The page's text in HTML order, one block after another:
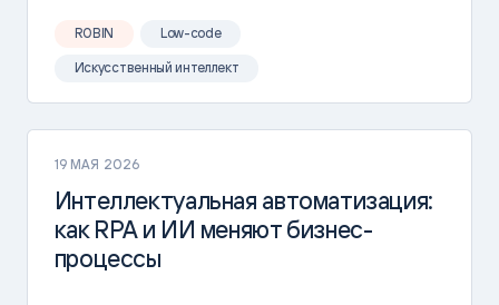
ROBIN Low-code
Искусственный интеллект
19 МАЯ 2026
Интеллектуальная автоматизация:
как RPA и ИИ меняют бизнес-
процессы